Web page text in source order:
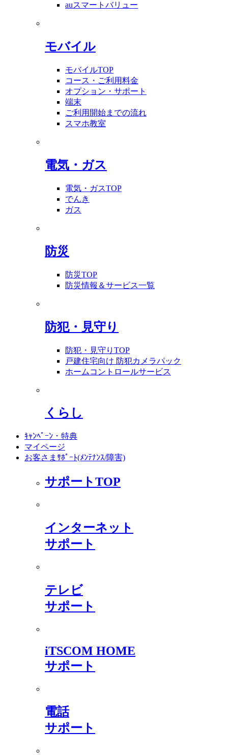
auスマートバリュー
モバイル
モバイルTOP
コース・ご利用料金
オプション・サポート
端末
ご利用開始までの流れ
スマホ教室
電気・ガス
電気・ガスTOP
でんき
ガス
防災
防災TOP
防災情報＆サービス一覧
防犯・見守り
防犯・見守りTOP
戸建住宅向け 防犯カメラパック
ホームコントロールサービス
くらし
ｷｬﾝﾍﾟｰﾝ・特典
マイページ
お客さまｻﾎﾟｰﾄ(ﾒﾝﾃﾅﾝｽ/障害)
サポートTOP
インターネット
サポート
テレビ
サポート
iTSCOM HOME
サポート
電話
サポート